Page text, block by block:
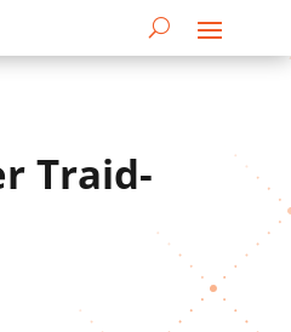
Traid-